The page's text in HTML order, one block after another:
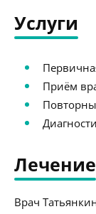
Услуги
Приём
Лечение
Врач